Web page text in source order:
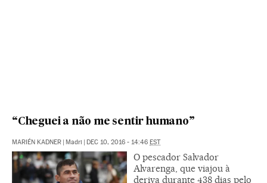
“Cheguei a não me sentir humano”
MARIÉN KADNER Madri DEC 10, 2016 - 14:46 EST
O pescador Salvador
Alvarenga, que viajou à
deriva durante 438 dias pelo